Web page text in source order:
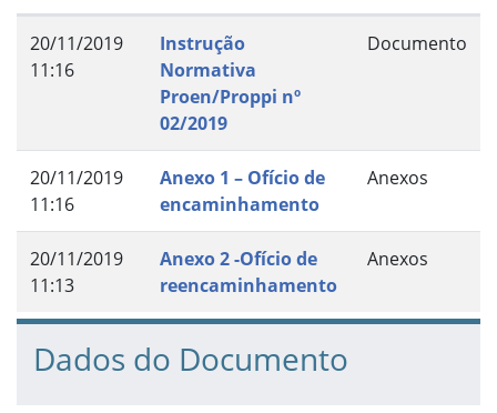
20/11/2019
11:16
Instrução
Normativa
Proen/Proppi nº
02/2019
Documento
20/11/2019
11:16
Anexo 1 – Ofício de
encaminhamento
Anexos
20/11/2019
11:13
Anexo 2 -Ofício de
reencaminhamento
Anexos
Dados do Documento